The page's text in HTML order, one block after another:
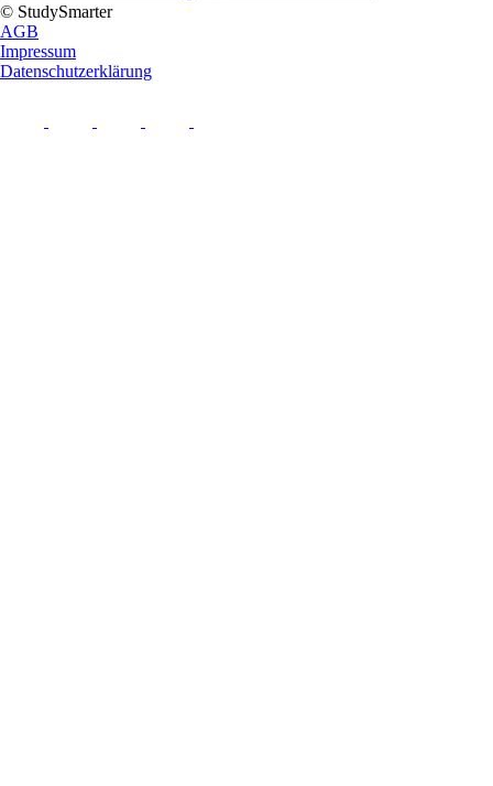
© StudySmarter
AGB
Impressum
Datenschutzerklärung